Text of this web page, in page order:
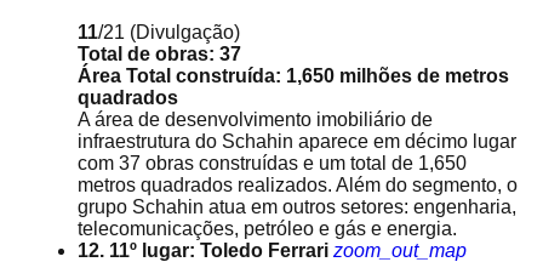
11/21 (Divulgação)
Total de obras: 37
Área Total construída: 1,650 milhões de metros
quadrados
A área de desenvolvimento imobiliário de
infraestrutura do Schahin aparece em décimo lugar
com 37 obras construídas e um total de 1,650
metros quadrados realizados. Além do segmento, o
grupo Schahin atua em outros setores: engenharia,
telecomunicações, petróleo e gás e energia.
12. 11º lugar: Toledo Ferrari zoom_out_map